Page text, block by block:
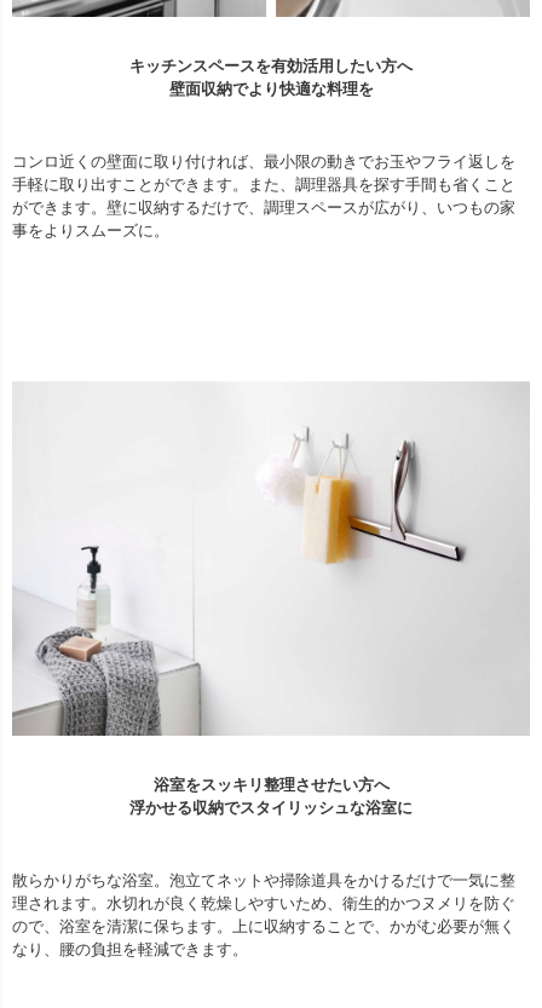
キッチンスペースを有効活用したい方へ
壁面収納でより快適な料理を
コンロ近くの壁面に取り付ければ、最小限の動きでお玉やフライ返しを
手軽に取り出すことができます。また、調理器具を探す手間も省くこと
ができます。壁に収納するだけで、調理スペースが広がり、いつもの家
事をよりスムーズに。
浴室をスッキリ整理させたい方へ
浮かせる収納でスタイリッシュな浴室に
散らかりがちな浴室。泡立てネットや掃除道具をかけるだけで一気に整
理されます。水切れが良く乾燥しやすいため、衛生的かつヌメリを防ぐ
ので、浴室を清潔に保ちます。上に収納することで、かがむ必要が無く
なり、腰の負担を軽減できます。